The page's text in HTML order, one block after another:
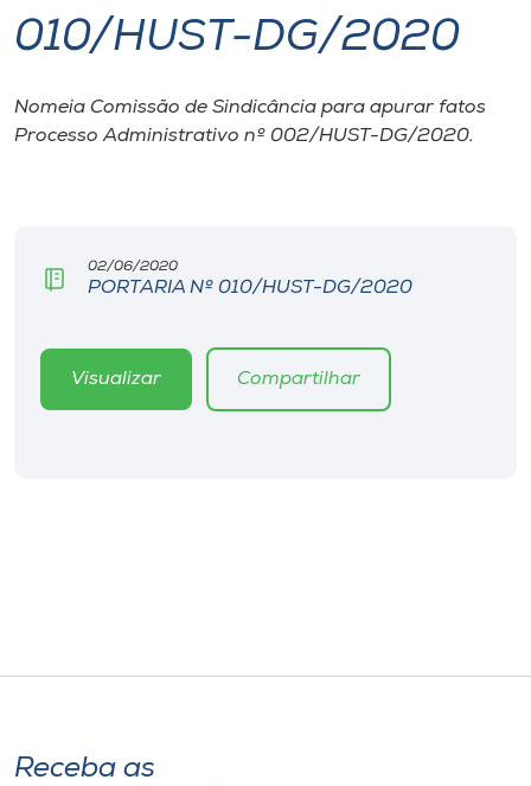
I.nova
Diplomados
CPA
Editora
Selecione
o idioma
010/HUST-DG/2020
Nomeia Comissão de Sindicância para apurar fatos
Processo Administrativo nº 002/HUST-DG/2020.
02/06/2020
PORTARIA Nº 010/HUST-DG/2020
Visualizar Compartilhar
Receba as